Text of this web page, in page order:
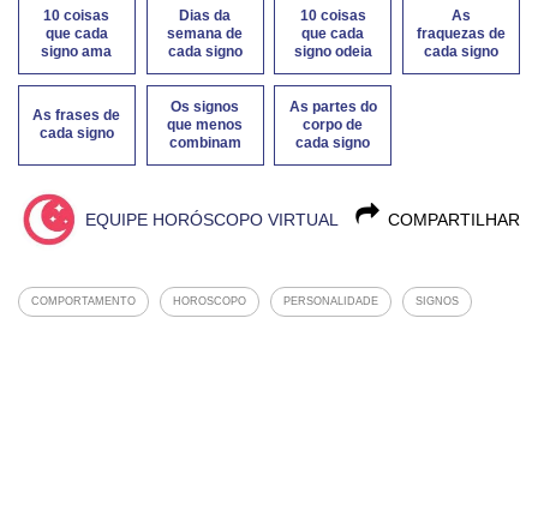
10 coisas
que cada
signo ama
Dias da
semana de
cada signo
10 coisas
que cada
signo odeia
As
fraquezas de
cada signo
As frases de
cada signo
Os signos
que menos
combinam
As partes do
corpo de
cada signo
COMPARTILHAR
EQUIPE HORÓSCOPO VIRTUAL
COMPORTAMENTO HOROSCOPO PERSONALIDADE SIGNOS